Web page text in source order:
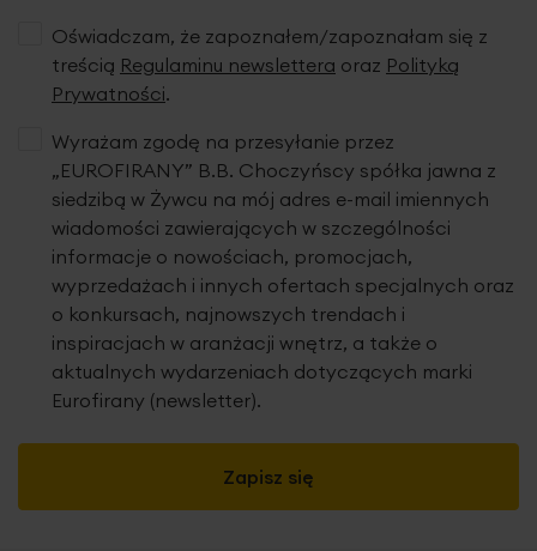
Oświadczam, że zapoznałem/zapoznałam się z
treścią Regulaminu newslettera oraz Polityką
Prywatności.
Zapisz się
Wyrażam zgodę na przesyłanie przez
„EUROFIRANY” B.B. Choczyńscy spółka jawna z
siedzibą w Żywcu na mój adres e-mail imiennych
wiadomości zawierających w szczególności
informacje o nowościach, promocjach,
wyprzedażach i innych ofertach specjalnych oraz
o konkursach, najnowszych trendach i
inspiracjach w aranżacji wnętrz, a także o
aktualnych wydarzeniach dotyczących marki
Eurofirany (newsletter).